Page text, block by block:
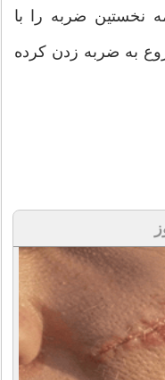
نخستین ضربه را با
به ضربه زدن کرده